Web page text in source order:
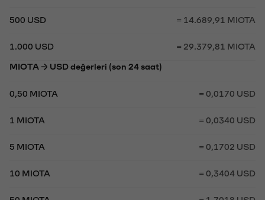
500 USD = 14.689,91 MIOTA
1.000 USD = 29.379,81 MIOTA
MIOTA → USD değerleri (son 24 saat)
0,50 MIOTA = 0,0170 USD
1 MIOTA = 0,0340 USD
5 MIOTA = 0,1702 USD
10 MIOTA = 0,3404 USD